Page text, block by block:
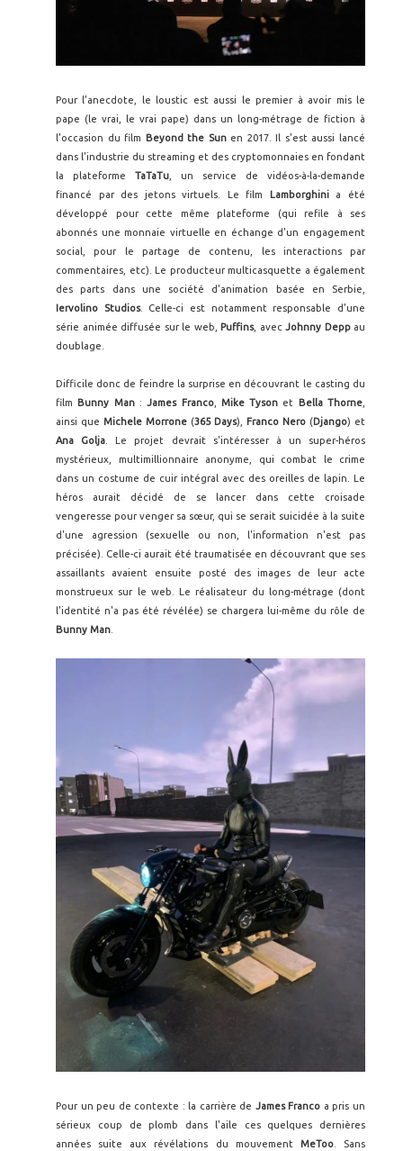
Pour l'anecdote, le loustic est aussi le premier à avoir mis le
pape (le vrai, le vrai pape) dans un long-métrage de fiction à
l'occasion du film Beyond the Sunen 2017. Il s'est aussi lancé
dans l'industrie du streaming et des cryptomonnaies en fondant
la plateforme TaTaTu , un service de vidéos-à-la-demande
financé par des jetons virtuels. Le film Lamborghinia été
développé pour cette même plateforme (qui refile à ses
abonnés une monnaie virtuelle en échange d'un engagement
social, pour le partage de contenu, les interactions par
commentaires, etc). Le producteur multicasquette a également
des parts dans une société d'animation basée en Serbie,
Iervolino Studios. Celle-ci est notamment responsable d'une
série animée diffusée sur le web, Puffins, avec Johnny Deppau
doublage.
Difficile donc de feindre la surprise en découvrant le casting du
film Bunny Man:James Franco, Mike Tyson et Bella Thorne
ainsi que Michele Morrone (365 Days), Franco Nero (Django) et
Ana Golja . Le projet devrait s'intéresser à un super-héros
mystérieux, multimillionnaire anonyme, qui combat le crime
dans un costume de cuir intégral avec des oreilles de lapin. Le
héros aurait décidé de se lancer dans cette croisade
vengeresse pour venger sa sœur, qui se serait suicidée à la suite
d'une agression (sexuelle ou non, l'information n'est pas
précisée). Celle-ci aurait été traumatisée en découvrant que ses
assaillants avaient ensuite posté des images de leur acte
monstrueux sur le web. Le réalisateur du long-métrage (dont
l'identité n'a pas été révélée) se chargera lui-même du rôle de
Bunny Man
Pour un peu de contexte : la carrière de James Franco a pris un
sérieux coup de plomb dans l'aile ces quelques dernières
années suite aux révélations du mouvement MeToo. Sans